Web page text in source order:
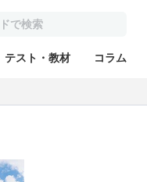
テスト・教材 コラム